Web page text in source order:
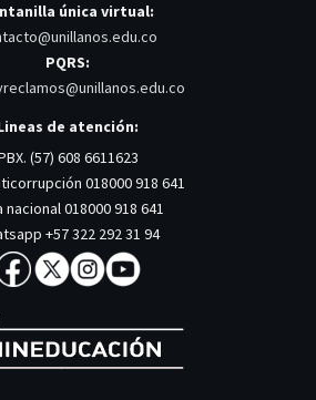
única virtual:
PQRS:
de atención:
(57) 608 6611623
018000 918 641
nacional 018000 918 641
+57 322 292 31 94